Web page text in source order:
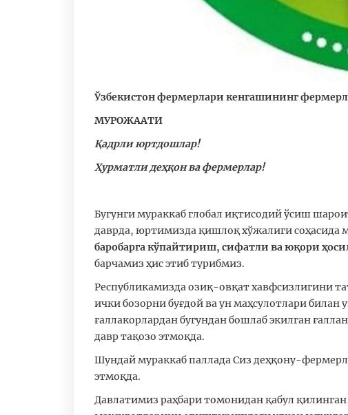
Ўзбекистон фермерлари кенгашининг
МУРОЖААТИ
Қадрли юртдошлар!
Ҳурматли деҳқон ва фермерлар!
Бугунги мураккаб глобал иқтисодий ўсиш
даврда, юртимизда қишлоқ хўжалиги
баробарга кўпайтириш, сифатли ва юқори
барчамиз ҳис этиб турибмиз.
Республикамизда озиқ-овқат хавфсизлигини
ички бозорни буғдой ва ун маҳсулотлари
ғаллакорлардан бугундан бошлаб экилган
давр тақозо этмоқда.
Шундай мураккаб паллада Сиз деҳқону-
этмоқда.
Давлатимиз раҳбари томонидан қабул